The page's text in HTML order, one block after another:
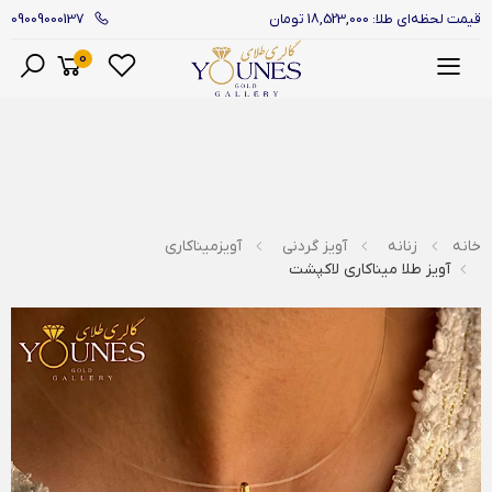
قیمت لحظه‌ای طلا: 18,523,000 تومان 09009000137
منو
0
خانه زنانه آویز گردنی
آویزمیناکاری
آویز طلا میناکاری لاکپشت